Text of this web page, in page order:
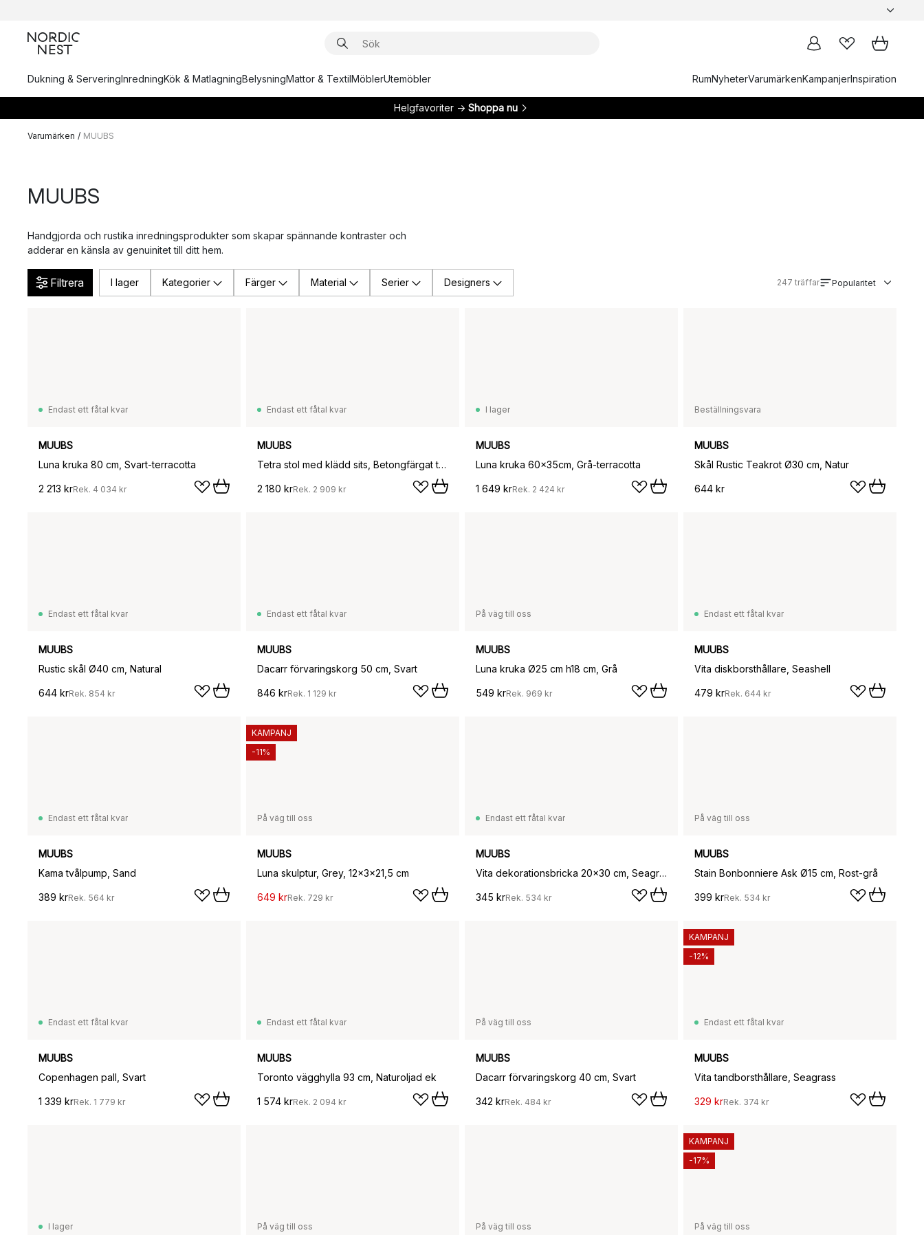
Dukning & ServeringInredningKök & MatlagningBelysningMattor & TextilMöblerUtemöbler RumNyheterVarumärkenKampanjerInspiration
Helgfavoriter → Shoppa nu
Varumärken / MUUBS
MUUBS
Handgjorda och rustika inredningsprodukter som skapar spännande kontraster och
adderar en känsla av genuinitet till ditt hem.
Filtrera I lager Kategorier Färger Material Serier Designers 247 träffar Popularitet
Endast ett fåtal kvar
MUUBS
Luna kruka 80 cm, Svart-terracotta
2 213 krRek. 4 034 kr
Endast ett fåtal kvar
MUUBS
Tetra stol med klädd sits, Betongfärgat tyg-naturoljad ek
2 180 krRek. 2 909 kr
I lager
MUUBS
Luna kruka 60x35cm, Grå-terracotta
1 649 krRek. 2 424 kr
Beställningsvara
MUUBS
Skål Rustic Teakrot Ø30 cm, Natur
644 kr
Endast ett fåtal kvar
MUUBS
Rustic skål Ø40 cm, Natural
644 krRek. 854 kr
Endast ett fåtal kvar
MUUBS
Dacarr förvaringskorg 50 cm, Svart
846 krRek. 1 129 kr
På väg till oss
MUUBS
Luna kruka Ø25 cm h18 cm, Grå
549 krRek. 969 kr
Endast ett fåtal kvar
MUUBS
Vita diskborsthållare, Seashell
479 krRek. 644 kr
Endast ett fåtal kvar
MUUBS
Kama tvålpump, Sand
389 krRek. 564 kr
På väg till oss
MUUBS
Luna skulptur, Grey, 12x3x21,5 cm
649 krRek. 729 kr
KAMPANJ
-11%
Endast ett fåtal kvar
MUUBS
Vita dekorationsbricka 20x30 cm, Seagrass
345 krRek. 534 kr
På väg till oss
MUUBS
Stain Bonbonniere Ask Ø15 cm, Rost-grå
399 krRek. 534 kr
Endast ett fåtal kvar
MUUBS
Copenhagen pall, Svart
1 339 krRek. 1 779 kr
Endast ett fåtal kvar
MUUBS
Toronto vägghylla 93 cm, Naturoljad ek
1 574 krRek. 2 094 kr
På väg till oss
MUUBS
Dacarr förvaringskorg 40 cm, Svart
342 krRek. 484 kr
Endast ett fåtal kvar
MUUBS
Vita tandborsthållare, Seagrass
329 krRek. 374 kr
KAMPANJ
-12%
I lager På väg till oss På väg till oss På väg till oss
KAMPANJ
-17%